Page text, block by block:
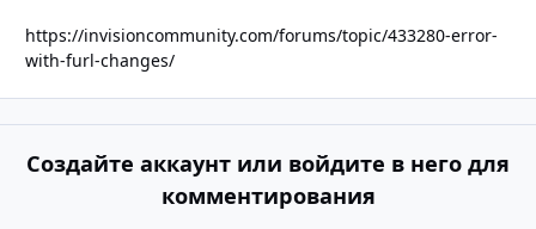
https://invisioncommunity.com/forums/topic/433280-error-
with-furl-changes/
Создайте аккаунт или войдите в него для
комментирования